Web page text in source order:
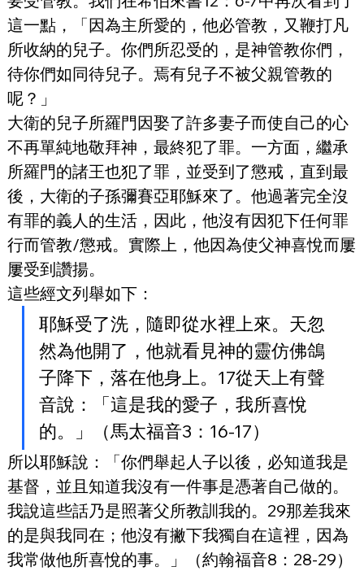
這一點，「因為主所愛的，他必管教，又鞭打凡
所收納的兒子。你們所忍受的，是神管教你們，
待你們如同待兒子。焉有兒子不被父親管教的
呢？」
大衛的兒子所羅門因娶了許多妻子而使自己的心
不再單純地敬拜神，最終犯了罪。一方面，繼承
所羅門的諸王也犯了罪，並受到了懲戒，直到最
後，大衛的子孫彌賽亞耶穌來了。他過著完全沒
有罪的義人的生活，因此，他沒有因犯下任何罪
行而管教/懲戒。實際上，他因為使父神喜悅而屢
屢受到讚揚。
這些經文列舉如下：
耶穌受了洗，隨即從水裡上來。天忽
然為他開了，他就看見神的靈仿佛鴿
子降下，落在他身上。17從天上有聲
音說：「這是我的愛子，我所喜悅
的。」（馬太福音3：16-17）
所以耶穌說：「你們舉起人子以後，必知道我是
基督，並且知道我沒有一件事是憑著自己做的。
我說這些話乃是照著父所教訓我的。29那差我來
的是與我同在；他沒有撇下我獨自在這裡，因為
我常做他所喜悅的事。」（約翰福音8：28-29）